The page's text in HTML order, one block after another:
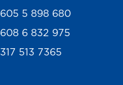
605 5 898 680
608 6 832 975
317 513 7365